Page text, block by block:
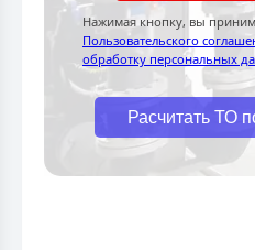
Нажимая кнопку, вы
Пользовательского
обработку персональных
Расчитать ТО